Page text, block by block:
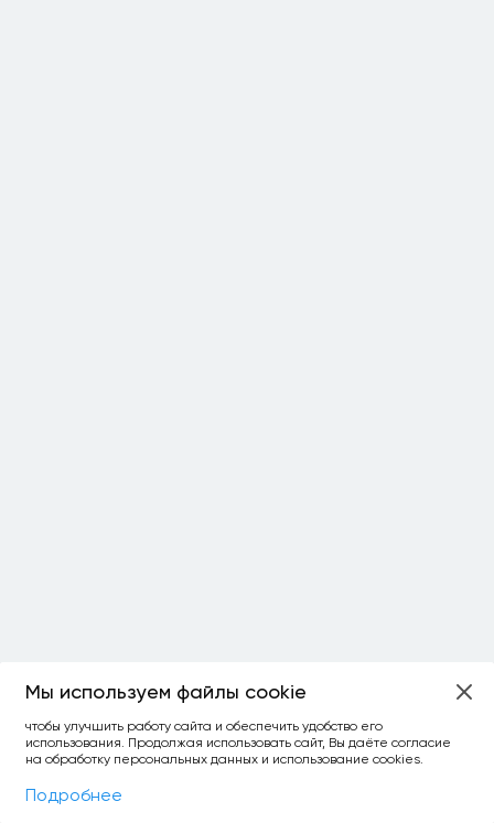
Фильтры
Мы используем файлы cookie
чтобы улучшить работу сайта и обеспечить удобство его
использования. Продолжая использовать сайт, Вы даёте согласие
на обработку персональных данных и использование cookies.
Подробнее
ОСТАЛОСЬ:
уточнить фильтр сравнить топ-3
спросить ИИ